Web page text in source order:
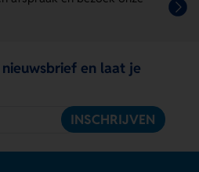
en laat je
INSCHRIJVEN